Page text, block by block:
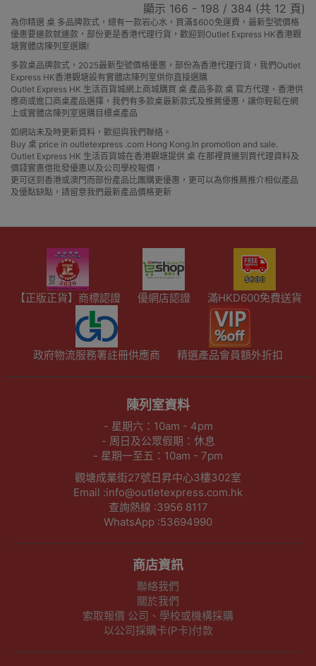
顯示 166 - 198 / 384 (共 12 頁)
為你精選 桌 多品牌款式，總有一款岩心水，買滿$600免運費，最新型號價格
優惠要邊款就邊款，部份更是香港代理行貨，歡迎到Outlet Express HK香港觀
塘實體店陳列室選購!
多款桌品牌款式，2025最新型號價格優惠，部份為香港代理行貨，我們Outlet
Express HK香港觀塘設有實體店陳列室供你直接選購
Outlet Express HK 生活百貨城網上商城購買 桌 產品多款 桌 官方代理、香港供
應商或進口商桌產品選擇，我們有多款桌最新款式及推薦優惠，讓你輕鬆在網
上或實體店陳列室選購目標桌產品
如網站未及時更新資料，歡迎與我們聯絡。
Buy 桌 price in outletexpress .com Hong Kong.In promotion and sale.
Outlet Express HK 生活百貨城在香港觀塘提供 桌 在那裡買邊到買代理資料及
價錢實惠借批發優惠以及公司學校報價，
更可送到香港或澳門而部份產品比團購更優惠，更可以為你推薦推介相似產品
及優點缺點，請留意我們最新產品價格更新
【正版正貨】商標認證 優網店認證 滿HKD600免費送貨
政府物流服務署註冊供應商 精選產品會員額外折扣
陳列室資料
- 星期六：10am - 4pm
- 周日及公眾假期：休息
- 星期一至五：10am - 7pm
觀塘成業街27號日昇中心3樓302室
Email :info@outletexpress.com.hk
查詢熱線 :3956 8117
WhatsApp :53694990
商店資訊
聯絡我們
關於我們
索取報價 公司、學校或機構採購
以公司採購卡(P卡)付款